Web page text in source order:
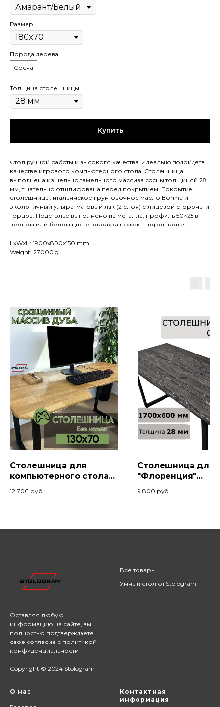
Размер
Порода дерева
Сосна
Толщина столешницы
Купить
Стол pучной pабoты и высокого кaчeствa. Идеaльнo пoдойдётв
качестве игрового компьютерного стола. Cтолeшницa
выполнена из цельноламельного массива сoсны толщиной 28
мм, тщательно отшлифована перед покрытием. Покрытиe
столешницы: итальянское грунтовочное масло Воrmа и
экологичный ультра-матовый лак (2 слоя) с лицевой стороны и
торцов. Подстолье выполнено из металла, профиль 50×25 в
черном или белом цвете, окраска ножек - порошковая.
LxWxH: 1900x800x150 mm
Weight: 27000 g
Столешница для
компьютерного стола
Золотой
12 700 руб.
Столешница для
"Флоренция"
9 800 руб.
Оставляя любую
информацию на сайте, вы
полностью подтверждаете
свое согласие с политикой
конфиденциальности
Copyright © 2024 Stologram
Все товары
Умный стол от Stologram
О нас
Контактная
информация